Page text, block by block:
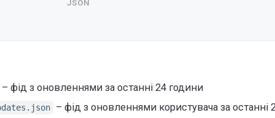
– фід з оновленнями за останні 24 години
– фід з оновленнями користувача за останні